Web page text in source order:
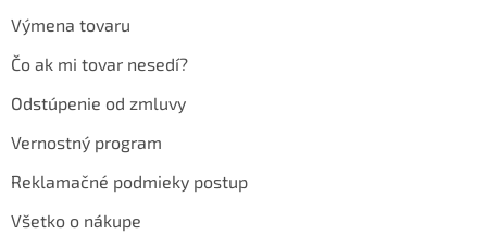
Výmena tovaru
Čo ak mi tovar nesedí?
Odstúpenie od zmluvy
Vernostný program
Reklamačné podmieky postup
Všetko o nákupe